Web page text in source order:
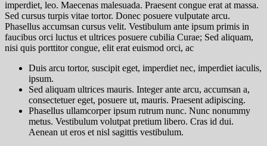
imperdiet, leo. Maecenas malesuada. Praesent congue erat at massa.
Sed cursus turpis vitae tortor. Donec posuere vulputate arcu.
Phasellus accumsan cursus velit. Vestibulum ante ipsum primis in
faucibus orci luctus et ultrices posuere cubilia Curae; Sed aliquam,
nisi quis porttitor congue, elit erat euismod orci, ac
Duis arcu tortor, suscipit eget, imperdiet nec, imperdiet iaculis,
ipsum.
Sed aliquam ultrices mauris. Integer ante arcu, accumsan a,
consectetuer eget, posuere ut, mauris. Praesent adipiscing.
Phasellus ullamcorper ipsum rutrum nunc. Nunc nonummy
metus. Vestibulum volutpat pretium libero. Cras id dui.
Aenean ut eros et nisl sagittis vestibulum.